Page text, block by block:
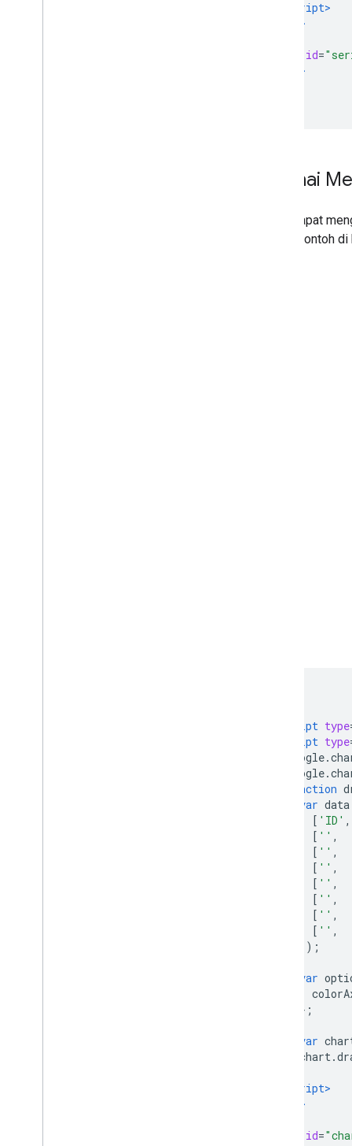
</script>
</head>
id=
</body>
Warnai
Anda dapat
dalam contoh di
<script type
<script type
google.
google.
function
var data
[ 'ID' ,
[ '' ,
[ '' ,
[ '' ,
[ '' ,
[ '' ,
[ '' ,
[ '' ,
]);
var
};
var
chart.
</script>
</head>
id=